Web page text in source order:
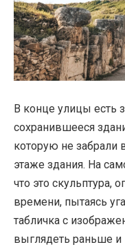
В конце улицы есть
сохранившееся
которую не забрали
этаже здания. На
что это скульптура,
времени, пытаясь
табличка с
выглядеть раньше и